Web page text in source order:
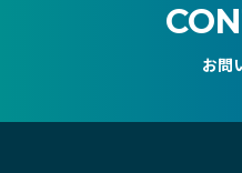
お問